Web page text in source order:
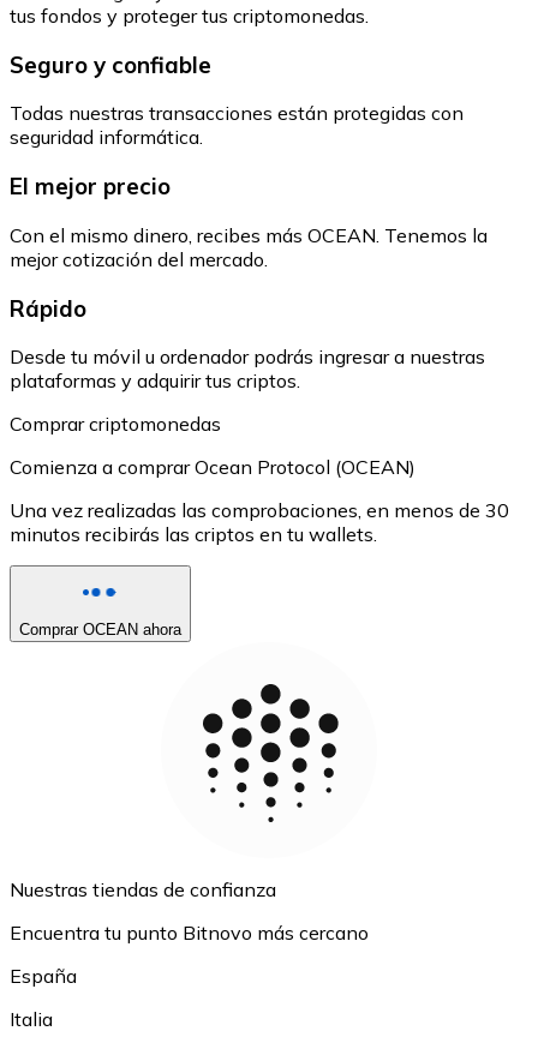
tus fondos y proteger tus criptomonedas.
Seguro y confiable
Todas nuestras transacciones están protegidas con
seguridad informática.
El mejor precio
Con el mismo dinero, recibes más OCEAN. Tenemos la
mejor cotización del mercado.
Rápido
Desde tu móvil u ordenador podrás ingresar a nuestras
plataformas y adquirir tus criptos.
Comprar criptomonedas
Comienza a comprar Ocean Protocol (OCEAN)
Una vez realizadas las comprobaciones, en menos de 30
minutos recibirás las criptos en tu wallets.
Comprar OCEAN ahora
Nuestras tiendas de confianza
Encuentra tu punto Bitnovo más cercano
España
Italia